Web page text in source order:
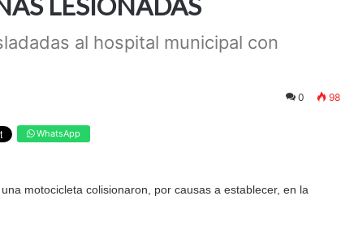
al hospital municipal con
0 98
WhatsApp
motocicleta colisionaron, por causas a establecer, en la